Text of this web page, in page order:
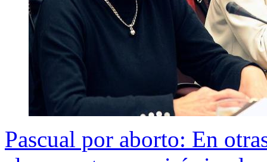
Pascual por aborto: En